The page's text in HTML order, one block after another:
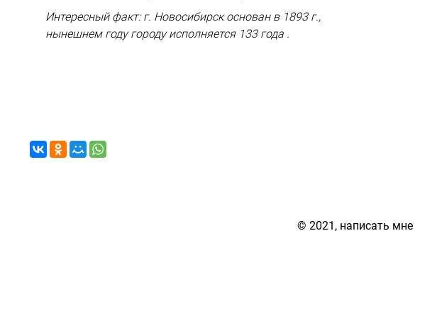
Интересный факт: г. Новосибирск основан в 1893 г.,
нынешнем году городу исполняется 133 года .
© 2021, написать мне